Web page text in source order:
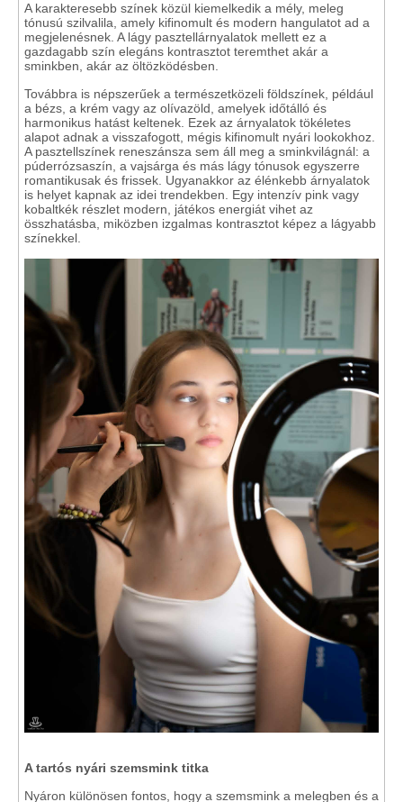
A karakteresebb színek közül kiemelkedik a mély, meleg
tónusú szilvalila, amely kifinomult és modern hangulatot ad a
megjelenésnek. A lágy pasztellárnyalatok mellett ez a
gazdagabb szín elegáns kontrasztot teremthet akár a
sminkben, akár az öltözködésben.
Továbbra is népszerűek a természetközeli földszínek, például
a bézs, a krém vagy az olívazöld, amelyek időtálló és
harmonikus hatást keltenek. Ezek az árnyalatok tökéletes
alapot adnak a visszafogott, mégis kifinomult nyári lookokhoz.
A pasztellszínek reneszánsza sem áll meg a sminkvilágnál: a
púderrózsaszín, a vajsárga és más lágy tónusok egyszerre
romantikusak és frissek. Ugyanakkor az élénkebb árnyalatok
is helyet kapnak az idei trendekben. Egy intenzív pink vagy
kobaltkék részlet modern, játékos energiát vihet az
összhatásba, miközben izgalmas kontrasztot képez a lágyabb
színekkel.
A tartós nyári szemsmink titka
Nyáron különösen fontos, hogy a szemsmink a melegben és a